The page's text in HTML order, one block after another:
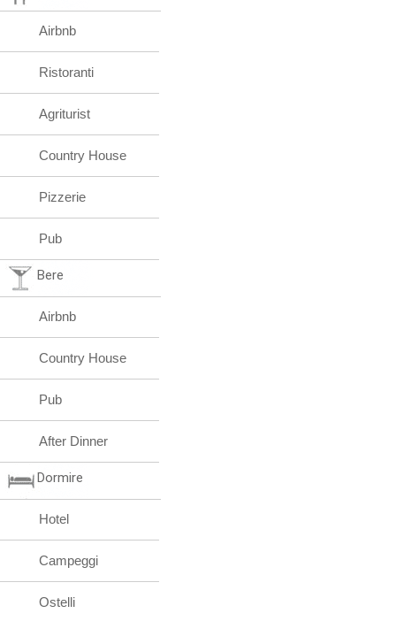
Airbnb
Ristoranti
Agriturist
Country House
Pizzerie
Pub
Bere
Airbnb
Country House
Pub
After Dinner
Dormire
Hotel
Campeggi
Ostelli